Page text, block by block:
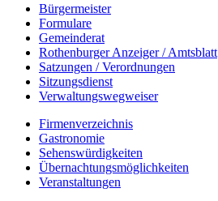
Bürgermeister
Formulare
Gemeinderat
Rothenburger Anzeiger / Amtsblatt
Satzungen / Verordnungen
Sitzungsdienst
Verwaltungswegweiser
Firmenverzeichnis
Gastronomie
Sehenswürdigkeiten
Übernachtungsmöglichkeiten
Veranstaltungen